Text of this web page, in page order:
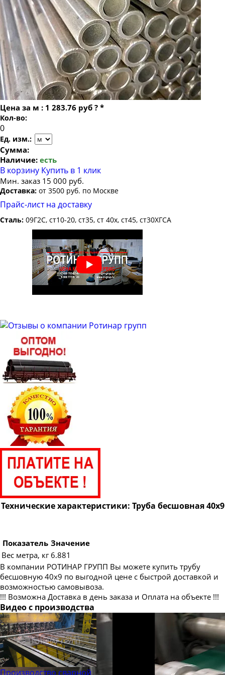
Труба бесшовная 22
Труба бесшовная 24
Труба бесшовная 25
Труба бесшовная 26
Труба бесшовная 27
Труба бесшовная 28
Труба бесшовная 30
Труба бесшовная 32
Труба бесшовная 35
Труба бесшовная 36
Труба бесшовная 38
Труба бесшовная 42
Труба бесшовная 45
Труба бесшовная 48
Труба бесшовная 50
Труба бесшовная 51
Труба бесшовная 53
Труба бесшовная 54
Труба бесшовная 63.5
Труба бесшовная 65
Труба бесшовная 68
Труба бесшовная 70
Труба бесшовная 73
Труба бесшовная 76
Труба бесшовная 83
Труба бесшовная 89
Труба бесшовная 102
Труба бесшовная 108
Труба бесшовная 127
Труба бесшовная 133
Труба бесшовная 140
Труба бесшовная 146
Труба бесшовная 152
Труба бесшовная 159
Труба бесшовная 168
Труба бесшовная 180
Труба бесшовная 40х9
Цена за м : 1 283.76 руб ? *
Кол-во:
Ед. изм.:
Сумма:
Наличие: есть
В корзину Купить в 1 клик
Мин. заказ 15 000 руб.
Доставка: от 3500 руб. по Москве
Прайс-лист на доставку
Сталь: 09Г2С, ст10-20, ст35, ст 40х, ст45, ст30ХГСА
Технические характеристики: Труба бесшовная 40х9
Показатель Значение
Вес метра, кг 6.881
В компании РОТИНАР ГРУПП Вы можете купить трубу
бесшовную 40х9 по выгодной цене с быстрой доставкой и
возможностью самовывоза.
!!! Возможна Доставка в день заказа и Оплата на объекте !!!
Видео с производства
Производство сварной